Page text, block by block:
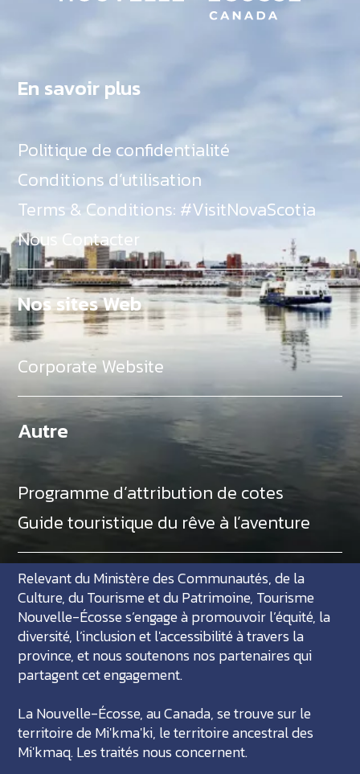
En savoir plus
Politique de confidentialité
Conditions d’utilisation
Terms & Conditions: #VisitNovaScotia
Nous Contacter
Nos sites Web
Corporate Website
Autre
Programme d’attribution de cotes
Guide touristique du rêve à l’aventure
Relevant du Ministère des Communautés, de la
Culture, du Tourisme et du Patrimoine, Tourisme
Nouvelle-Écosse s’engage à promouvoir l’équité, la
diversité, l’inclusion et l'accessibilité à travers la
province, et nous soutenons nos partenaires qui
partagent cet engagement.
La Nouvelle-Écosse, au Canada, se trouve sur le
territoire de Mi'kma'ki, le territoire ancestral des
Mi'kmaq. Les traités nous concernent.